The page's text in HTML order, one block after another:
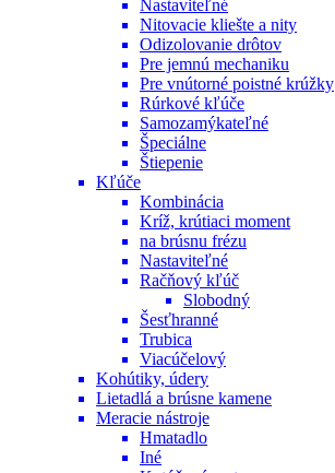
Nastaviteľné
Nitovacie kliešte a nity
Odizolovanie drôtov
Pre jemnú mechaniku
Pre vnútorné poistné krúžky
Rúrkové kľúče
Samozamýkateľné
Špeciálne
Štiepenie
Kľúče
Kombinácia
Kríž, krútiaci moment
na brúsnu frézu
Nastaviteľné
Račňový kľúč
Slobodný
Šesťhranné
Trubica
Viacúčelový
Kohútiky, údery
Lietadlá a brúsne kamene
Meracie nástroje
Hmatadlo
Iné